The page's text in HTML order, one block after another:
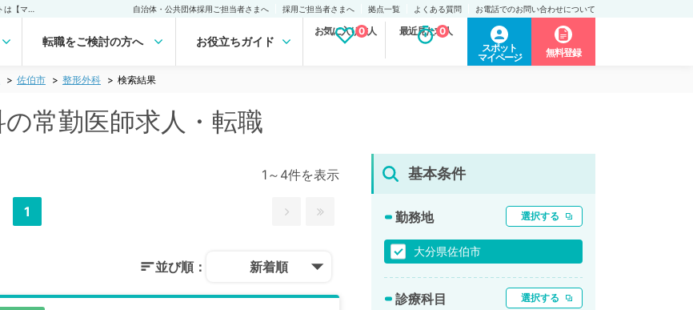
自治体・公共団体採用ご担当者さまへ 採用ご担当者さまへ 拠点一覧 よくある質問 お電話でのお問い合わせについて
転職をご検討の方へ お役立ちガイド
お気に入り求人
0 最近見た求人
0
スポット
マイページ
無料登録
佐伯市 整形外科 検索結果
常勤医師求人・転職
1～4件を表示
1
並び順： 新着順
基本条件
勤務地 選択する
大分県佐伯市
診療科目 選択する